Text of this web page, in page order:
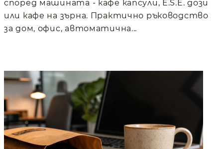
според машината - кафе капсули, E.S.E. дози
или кафе на зърна. Практично ръководство
за дом, офис, автоматична...